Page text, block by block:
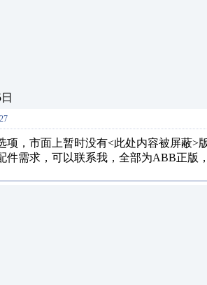
项，市面上暂时没有<此处内容被屏蔽
件需求，可以联系我，全部为ABB正版